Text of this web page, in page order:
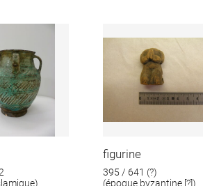
figurine
395 / 641 (?)
(époque byzantine [?])